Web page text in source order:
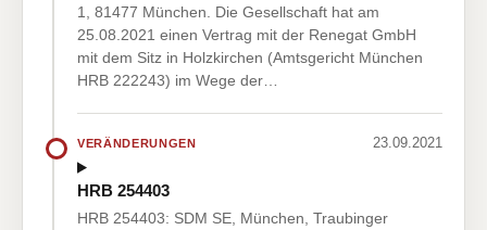
1, 81477 München. Die Gesellschaft hat am
25.08.2021 einen Vertrag mit der Renegat GmbH
mit dem Sitz in Holzkirchen (Amtsgericht München
HRB 222243) im Wege der…
VERÄNDERUNGEN 23.09.2021
HRB 254403
HRB 254403: SDM SE, München, Traubinger